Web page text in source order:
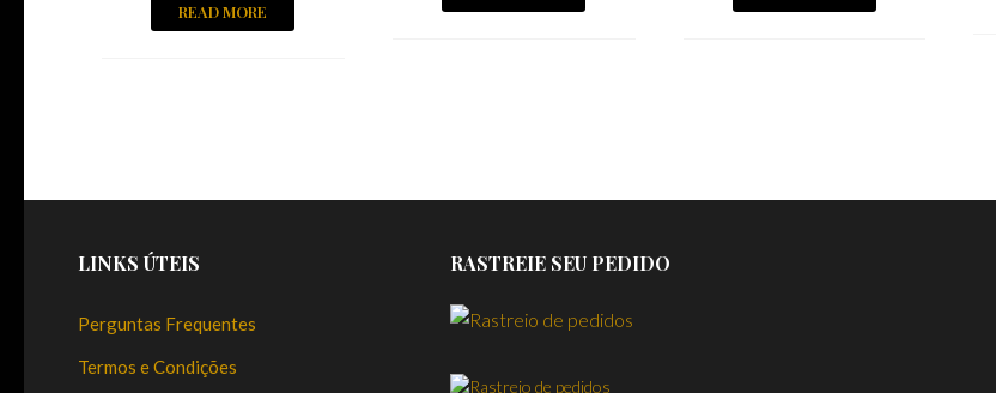
READ MORE
LINKS ÚTEIS
Perguntas Frequentes
Termos e Condições
RASTREIE SEU PEDIDO